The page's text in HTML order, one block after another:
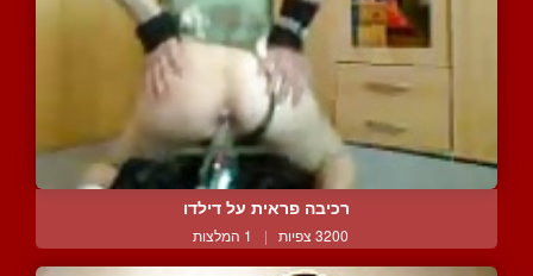
רכיבה פראית על דילדו
3200 צפיות | 1 המלצות